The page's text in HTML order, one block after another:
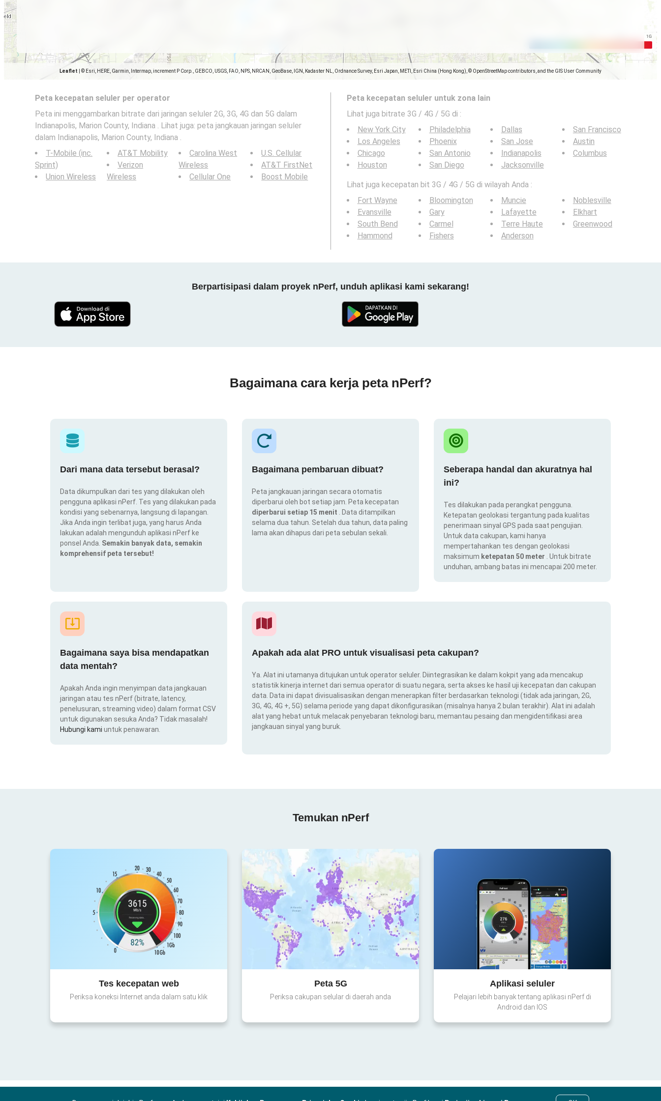
Leaflet © Esri, HERE, Garmin, Intermap, increment P Corp., GEBCO, USGS, FAO, NPS, NRCAN, GeoBase, IGN, Kadaster NL, Ordnance Survey, Esri Japan, METI, Esri China (Hong Kong), © OpenStreetMap contributors, and the GIS User Community
Peta kecepatan seluler per operator
Peta ini menggambarkan bitrate dari jaringan seluler 2G, 3G, 4G dan 5G dalam
Indianapolis, Marion County, Indiana . Lihat juga: peta jangkauan jaringan seluler
dalam Indianapolis, Marion County, Indiana .
T-Mobile (inc.
Sprint)
Union Wireless
AT&T Mobility
Verizon
Wireless
Carolina West
Wireless
Cellular One
U.S. Cellular
AT&T FirstNet
Boost Mobile
Peta kecepatan seluler untuk zona lain
Lihat juga bitrate 3G / 4G / 5G di :
New York City
Los Angeles
Chicago
Houston
Philadelphia
Phoenix
San Antonio
San Diego
Dallas
San Jose
Indianapolis
Jacksonville
San Francisco
Austin
Columbus
Lihat juga kecepatan bit 3G / 4G / 5G di wilayah Anda :
Fort Wayne
Evansville
South Bend
Hammond
Bloomington
Gary
Carmel
Fishers
Muncie
Lafayette
Terre Haute
Anderson
Noblesville
Elkhart
Greenwood
Berpartisipasi dalam proyek nPerf, unduh aplikasi kami sekarang!
Bagaimana cara kerja peta nPerf?
Dari mana data tersebut berasal?
Data dikumpulkan dari tes yang dilakukan oleh
pengguna aplikasi nPerf. Tes yang dilakukan pada
kondisi yang sebenarnya, langsung di lapangan.
Jika Anda ingin terlibat juga, yang harus Anda
lakukan adalah mengunduh aplikasi nPerf ke
ponsel Anda. Semakin banyak data, semakin
komprehensif peta tersebut!
Bagaimana pembaruan dibuat?
Peta jangkauan jaringan secara otomatis
diperbarui oleh bot setiap jam. Peta kecepatan
diperbarui setiap 15 menit
. Data ditampilkan
selama dua tahun. Setelah dua tahun, data paling
lama akan dihapus dari peta sebulan sekali.
Seberapa handal dan akuratnya hal
ini?
Tes dilakukan pada perangkat pengguna.
Ketepatan geolokasi tergantung pada kualitas
penerimaan sinyal GPS pada saat pengujian.
Untuk data cakupan, kami hanya
mempertahankan tes dengan geolokasi
maksimum ketepatan 50 meter
. Untuk bitrate
unduhan, ambang batas ini mencapai 200 meter.
Bagaimana saya bisa mendapatkan
data mentah?
Apakah Anda ingin menyimpan data jangkauan
jaringan atau tes nPerf (bitrate, latency,
penelusuran, streaming video) dalam format CSV
untuk digunakan sesuka Anda? Tidak masalah!
Hubungi kami untuk penawaran.
Apakah ada alat PRO untuk visualisasi peta cakupan?
Ya. Alat ini utamanya ditujukan untuk operator seluler. Diintegrasikan ke dalam kokpit yang ada mencakup
statistik kinerja internet dari semua operator di suatu negara, serta akses ke hasil uji kecepatan dan cakupan
data. Data ini dapat divisualisasikan dengan menerapkan filter berdasarkan teknologi (tidak ada jaringan, 2G,
3G, 4G, 4G +, 5G) selama periode yang dapat dikonfigurasikan (misalnya hanya 2 bulan terakhir). Alat ini adalah
alat yang hebat untuk melacak penyebaran teknologi baru, memantau pesaing dan mengidentifikasi area
jangkauan sinyal yang buruk.
Temukan nPerf
Tes kecepatan web
Periksa koneksi Internet anda dalam satu klik
Peta 5G
Periksa cakupan selular di daerah anda
Aplikasi seluler
Pelajari lebih banyak tentang aplikasi nPerf di
Android dan IOS